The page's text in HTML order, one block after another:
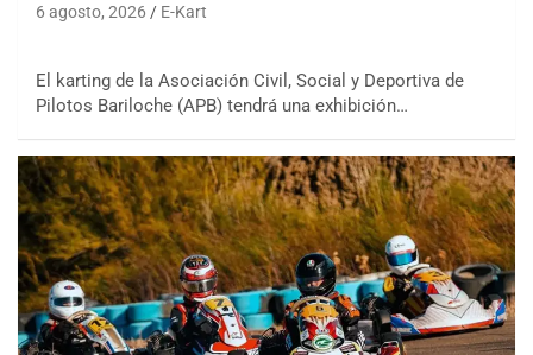
6 agosto, 2026 E-Kart
El karting de la Asociación Civil, Social y Deportiva de
Pilotos Bariloche (APB) tendrá una exhibición…